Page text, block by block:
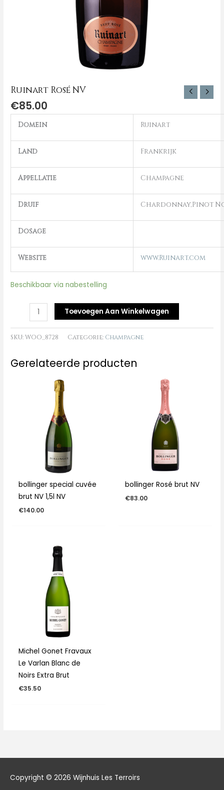
Ruinart Rosé NV
€85.00
Domein Ruinart
Land Frankrijk
Appellatie Champagne
Druif Chardonnay,Pinot
Dosage
Website www.Ruinart.com
Beschikbaar via nabestelling
Toevoegen Aan Winkelwagen
SKU:WOO_8728 Categorie: Champagne
Gerelateerde producten
bollinger special cuvée
brut NV 1,5l NV
€140.00
bollinger Rosé brut NV
€83.00
Michel Gonet Fravaux
Le Varlan Blanc de
Noirs Extra Brut
€35.50
Copyright © 2026 Wijnhuis Les Terroirs